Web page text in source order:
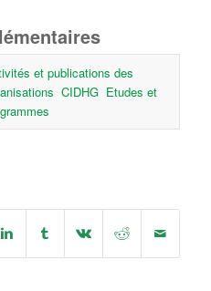
et publications des
CIDHG Etudes et